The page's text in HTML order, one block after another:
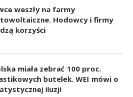
weszły na farmy
Hodowcy i firmy
korzyści
miała zebrać 100 proc.
butelek. WEI mówi o
iluzji